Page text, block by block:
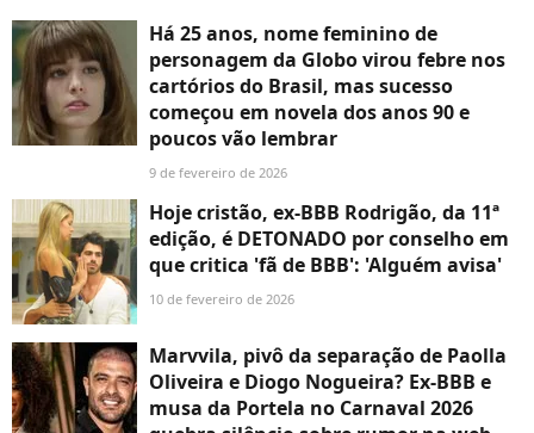
Há 25 anos, nome feminino de
personagem da Globo virou febre nos
cartórios do Brasil, mas sucesso
começou em novela dos anos 90 e
poucos vão lembrar
9 de fevereiro de 2026
Hoje cristão, ex-BBB Rodrigão, da 11ª
edição, é DETONADO por conselho em
que critica 'fã de BBB': 'Alguém avisa'
10 de fevereiro de 2026
Marvvila, pivô da separação de Paolla
Oliveira e Diogo Nogueira? Ex-BBB e
musa da Portela no Carnaval 2026